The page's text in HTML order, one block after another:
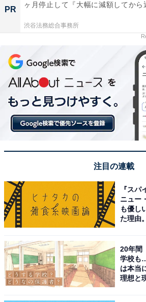
PR
ヶ月停止して『大幅に減額してから
渋谷法務総合事務所
注目の連載
『スパ
ニュー
も優し
た理由
20年間
学校も
は本当
理想と